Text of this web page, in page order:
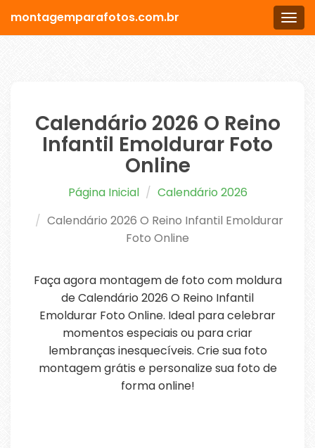
Menu
montagemparafotos.com.br
Calendário 2026 O Reino
Infantil Emoldurar Foto
Online
Página Inicial
Calendário 2026
Calendário 2026 O Reino Infantil Emoldurar
Foto Online
Faça agora montagem de foto com moldura
de Calendário 2026 O Reino Infantil
Emoldurar Foto Online. Ideal para celebrar
momentos especiais ou para criar
lembranças inesquecíveis. Crie sua foto
montagem grátis e personalize sua foto de
forma online!